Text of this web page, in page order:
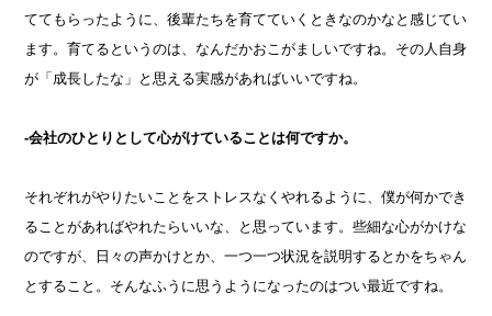
ててもらったように、後輩たちを育てていくときなのかなと感じてい
ます。育てるというのは、なんだかおこがましいですね。その人自身
が「成長したな」と思える実感があればいいですね。
-会社のひとりとして心がけていることは何ですか。
それぞれがやりたいことをストレスなくやれるように、僕が何かでき
ることがあればやれたらいいな、と思っています。些細な心がかけな
のですが、日々の声かけとか、一つ一つ状況を説明するとかをちゃん
とすること。そんなふうに思うようになったのはつい最近ですね。